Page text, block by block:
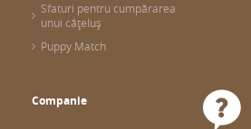
Sfaturi pentru cumpărarea
unui cățeluș
Puppy Match
Companie